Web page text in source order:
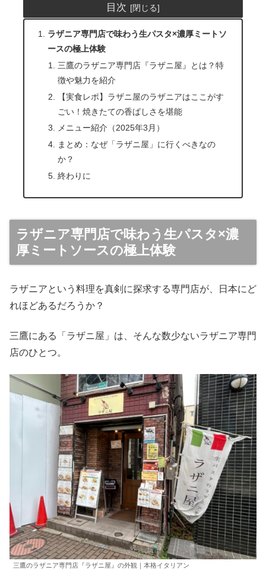
目次
ラザニア専門店で味わう生パスタ×濃厚ミートソ
ースの極上体験
三鷹のラザニア専門店『ラザニ屋』とは？特
徴や魅力を紹介
【実食レポ】ラザニ屋のラザニアはここがす
ごい！焼きたての香ばしさを堪能
メニュー紹介（2025年3月）
まとめ：なぜ「ラザニ屋」に行くべきなの
か？
終わりに
ラザニア専門店で味わう生パスタ×濃
厚ミートソースの極上体験
ラザニアという料理を真剣に探求する専門店が、日本にど
れほどあるだろうか？
三鷹にある「ラザニ屋」は、そんな数少ないラザニア専門
店のひとつ。
三鷹のラザニア専門店『ラザニ屋』の外観｜本格イタリアン